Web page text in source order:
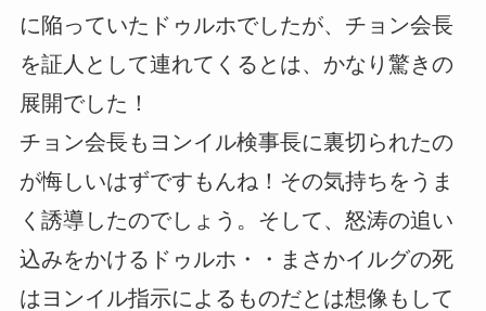
に陥っていたドゥルホでしたが、チョン会長
を証人として連れてくるとは、かなり驚きの
展開でした！
チョン会長もヨンイル検事長に裏切られたの
が悔しいはずですもんね！その気持ちをうま
く誘導したのでしょう。そして、怒涛の追い
込みをかけるドゥルホ・・まさかイルグの死
はヨンイル指示によるものだとは想像もして